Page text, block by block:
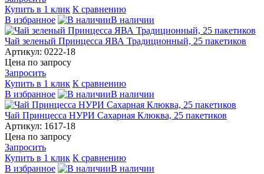
Купить в 1 клик К сравнению
В избранное
В наличии
Чай зеленый Принцесса ЯВА Традиционный, 25 пакетиков
Артикул: 0222-18
Цена по запросу
Запросить
Купить в 1 клик К сравнению
В избранное
В наличии
Чай Принцесса НУРИ Сахарная Клюква, 25 пакетиков
Артикул: 1617-18
Цена по запросу
Запросить
Купить в 1 клик К сравнению
В избранное
В наличии